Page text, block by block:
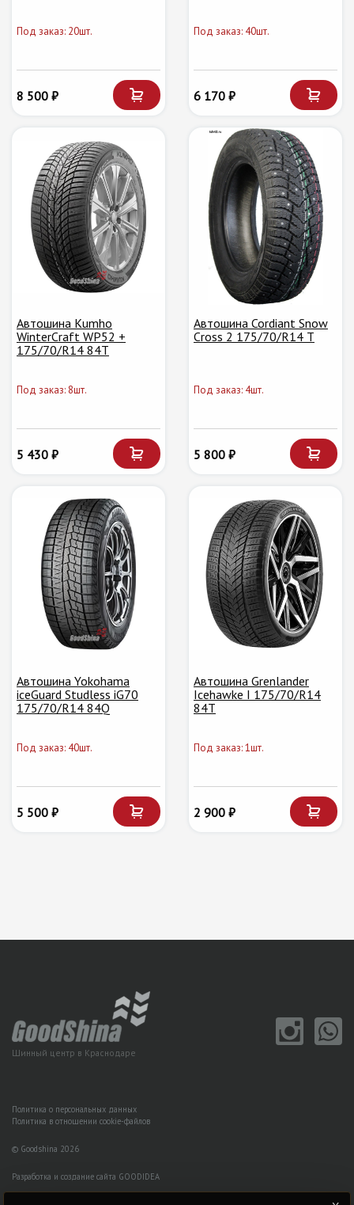
Под заказ: 20шт.
8 500 ₽
Под заказ: 40шт.
6 170 ₽
Автошина Kumho
WinterCraft WP52 +
175/70/R14 84T
Под заказ: 8шт.
5 430 ₽
Автошина Cordiant Snow
Cross 2 175/70/R14 T
Под заказ: 4шт.
5 800 ₽
Автошина Yokohama
iceGuard Studless iG70
175/70/R14 84Q
Под заказ: 40шт.
5 500 ₽
Автошина Grenlander
Icehawke I 175/70/R14
84T
Под заказ: 1шт.
2 900 ₽
Шинный центр в Краснодаре
Политика о персональных данных
Политика в отношении cookie-файлов
© Goodshina 2026
Разработка и создание сайта GOODIDEA